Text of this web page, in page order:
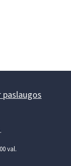
val.